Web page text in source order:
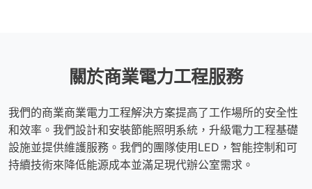
關於商業電力工程服務
我們的商業商業電力工程解決方案提高了工作場所的安全性
和效率。我們設計和安裝節能照明系統，升級電力工程基礎
設施並提供維護服務。我們的團隊使用LED，智能控制和可
持續技術來降低能源成本並滿足現代辦公室需求。